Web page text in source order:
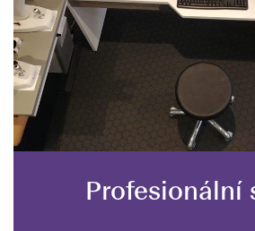
Profesionální